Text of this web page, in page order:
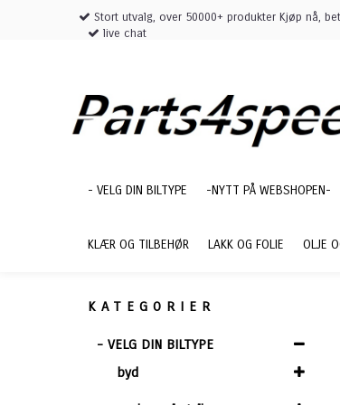
Stort utvalg, over 50000+ produkter Kjøp nå,
live chat
- VELG DIN BILTYPE -NYTT PÅ WEBSHOPEN-
KLÆR OG TILBEHØR LAKK OG FOLIE OLJE
KATEGORIER
- VELG DIN BILTYPE
byd